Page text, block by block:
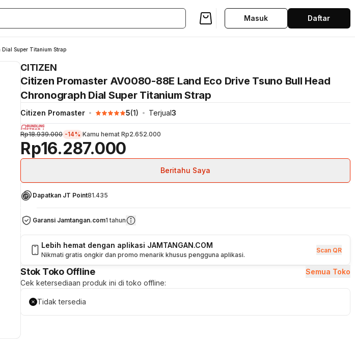
Masuk Daftar
Super Titanium Strap
CITIZEN
Citizen Promaster AV0080-88E Land Eco Drive Tsuno Bull Head
Chronograph Dial Super Titanium Strap
Citizen Promaster 5(1) Terjual3
Rp16.287.000
Rp18.939.000 -14% Kamu hemat Rp2.652.000
Beritahu Saya
Dapatkan JT Point81.435
Garansi Jamtangan.com1 tahun
Lebih hemat dengan aplikasi JAMTANGAN.COM
Nikmati gratis ongkir dan promo menarik khusus pengguna aplikasi.
Scan QR
Stok Toko Offline
Semua Toko
Cek ketersediaan produk ini di toko offline:
Tidak tersedia